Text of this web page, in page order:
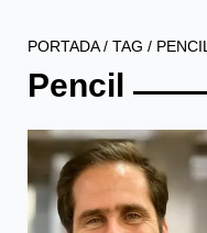
PORTADA/ TAG / PENCIL
Pencil